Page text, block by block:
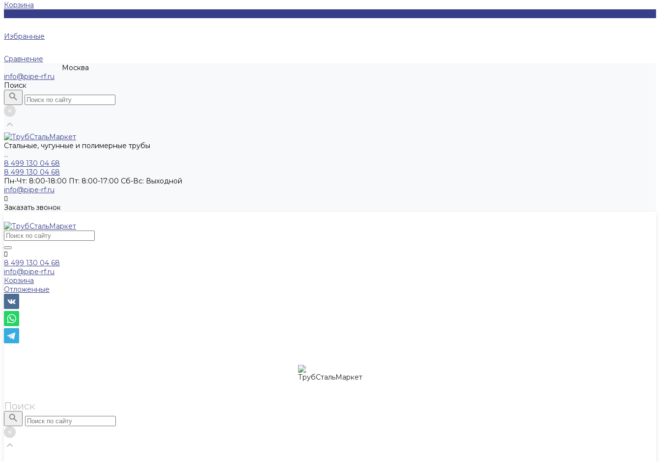
Корзина
Избранные
Сравнение
Москва
info@pipe-rf.ru
Поиск
Стальные, чугунные и полимерные трубы
...
8 499 130 04 68
8 499 130 04 68
Пн-Чт: 8:00-18:00 Пт: 8:00-17:00 Сб-Вс: Выходной
info@pipe-rf.ru
Заказать звонок
8 499 130 04 68
info@pipe-rf.ru
Корзина
Отложенные
Поиск